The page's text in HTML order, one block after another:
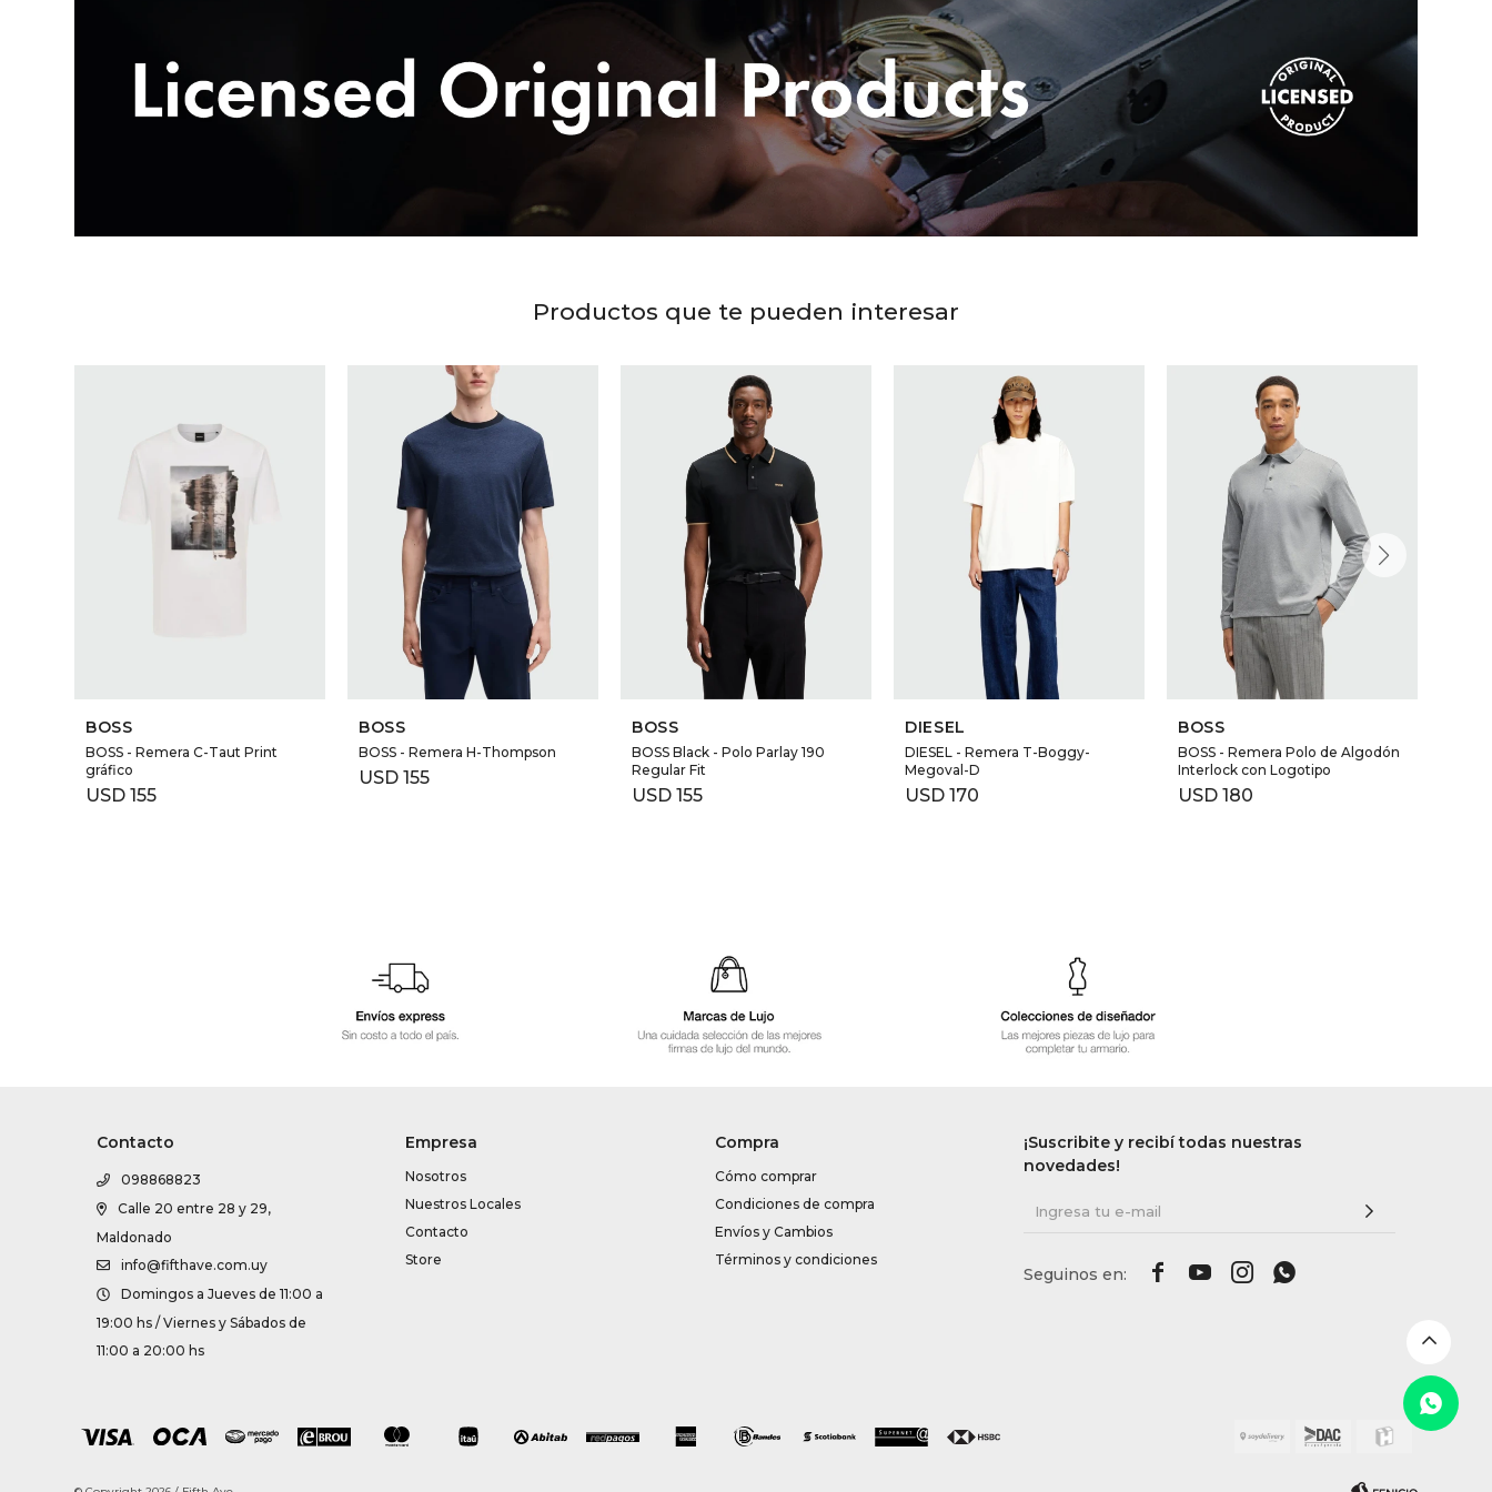
Productos que te pueden interesar
BOSS
BOSS - Remera C-Taut Print
gráfico
USD 155
BOSS
BOSS - Remera H-Thompson
USD 155
BOSS
BOSS Black - Polo Parlay 190
Regular Fit
USD 155
DIESEL
DIESEL - Remera T-Boggy-
Megoval-D
USD 170
BOSS
BOSS - Remera Polo de Algodón
Interlock con Logotipo
USD 180
Contacto
098868823
Calle 20 entre 28 y 29,
Maldonado
info@fifthave.com.uy
Domingos a Jueves de 11:00 a
19:00 hs / Viernes y Sábados de
11:00 a 20:00 hs
Empresa
Nosotros
Nuestros Locales
Contacto
Store
Compra
Cómo comprar
Condiciones de compra
Envíos y Cambios
Términos y condiciones
¡Suscribite y recibí todas nuestras
novedades!
   